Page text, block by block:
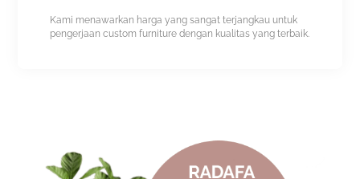
Kami menawarkan harga yang sangat terjangkau untuk
pengerjaan custom furniture dengan kualitas yang terbaik.